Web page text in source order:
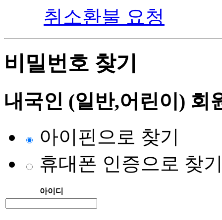
취소환불 요청
비밀번호 찾기
내국인 (일반,어린이) 회
아이핀으로 찾기
휴대폰 인증으로 찾
아이디